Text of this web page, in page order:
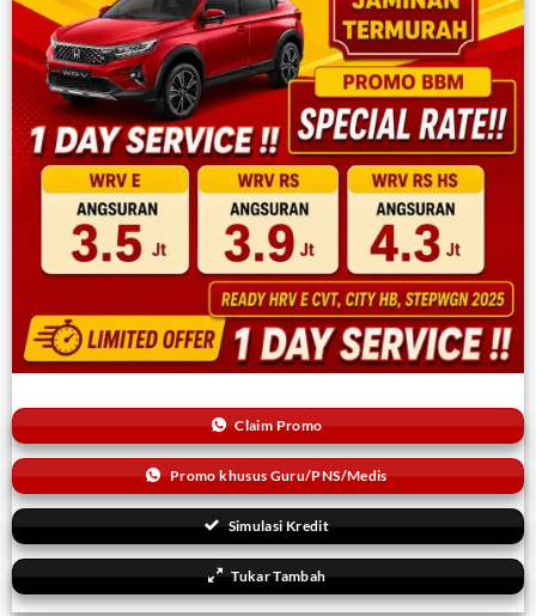
Claim Promo
Promo khusus Guru/PNS/Medis
Simulasi Kredit
Tukar Tambah